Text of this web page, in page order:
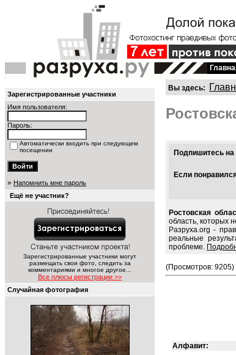
Зарегистрированные участники
Имя пользователя:
Пароль:
Автоматически входить при следующем
посещении
» Напомнить мне пароль
Ещё не участник?
Зарегистрированные участники могут
размещать свои фото, следить за
комментариями и многое другое...
Все плюсы регистрации >>
Случайная фотография
Вы здесь:
Подпишитесь
Если
Ростовская
область, которых
Разруха.org -
реальные
проблеме.
(Просмотров: 9205)
Алфавит: